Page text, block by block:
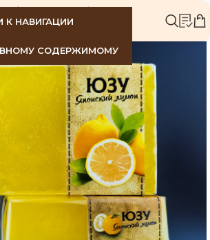
К НАВИГАЦИИ
СОДЕРЖИМОМУ